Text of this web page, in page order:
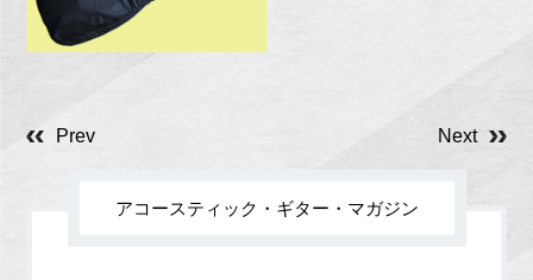
Prev Next
アコースティック・ギター・マガジン